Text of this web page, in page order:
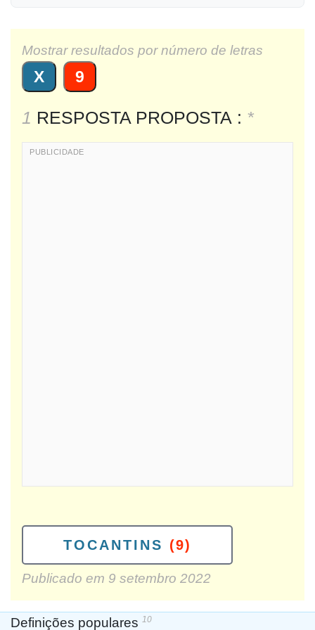
Mostrar resultados por número de letras
X 9
1 RESPOSTA PROPOSTA : *
TOCANTINS (9)
Publicado em 9 setembro 2022
Definições populares 10